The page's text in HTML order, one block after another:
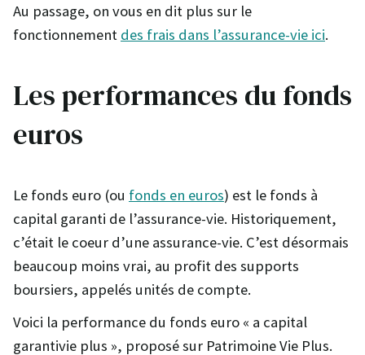
Au passage, on vous en dit plus sur le
fonctionnement des frais dans l’assurance-vie ici.
Les performances du fonds
euros
Le fonds euro (ou fonds en euros) est le fonds à
capital garanti de l’assurance-vie. Historiquement,
c’était le coeur d’une assurance-vie. C’est désormais
beaucoup moins vrai, au profit des supports
boursiers, appelés unités de compte.
Voici la performance du fonds euro « a capital
garantivie plus », proposé sur Patrimoine Vie Plus.